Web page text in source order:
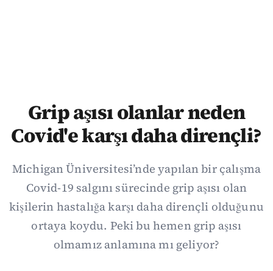
Grip aşısı olanlar neden
Covid'e karşı daha dirençli?
Michigan Üniversitesi’nde yapılan bir çalışma
Covid-19 salgını sürecinde grip aşısı olan
kişilerin hastalığa karşı daha dirençli olduğunu
ortaya koydu. Peki bu hemen grip aşısı
olmamız anlamına mı geliyor?